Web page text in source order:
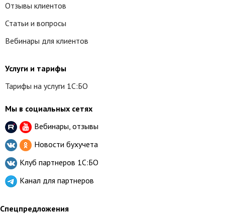
Отзывы клиентов
Статьи и вопросы
Вебинары для клиентов
Услуги и тарифы
Тарифы на услуги 1С:БО
Мы в социальных сетях
Вебинары, отзывы
Новости бухучета
Клуб партнеров 1С:БО
Канал для партнеров
Спецпредложения